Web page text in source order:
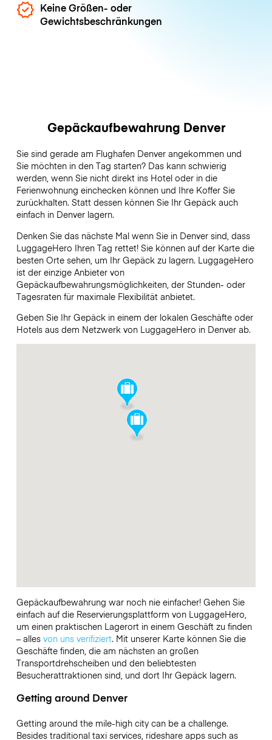
Keine Größen- oder
Gewichtsbeschränkungen
Gepäckaufbewahrung Denver
Sie sind gerade am Flughafen Denver angekommen und
Sie möchten in den Tag starten? Das kann schwierig
werden, wenn Sie nicht direkt ins Hotel oder in die
Ferienwohnung einchecken können und Ihre Koffer Sie
zurückhalten. Statt dessen können Sie Ihr Gepäck auch
einfach in Denver lagern.
Denken Sie das nächste Mal wenn Sie in Denver sind, dass
LuggageHero Ihren Tag rettet! Sie können auf der Karte die
besten Orte sehen, um Ihr Gepäck zu lagern. LuggageHero
ist der einzige Anbieter von
Gepäckaufbewahrungsmöglichkeiten, der Stunden- oder
Tagesraten für maximale Flexibilität anbietet.
Geben Sie Ihr Gepäck in einem der lokalen Geschäfte oder
Hotels aus dem Netzwerk von LuggageHero in Denver ab.
Gepäckaufbewahrung war noch nie einfacher! Gehen Sie
einfach auf die Reservierungsplattform von LuggageHero,
um einen praktischen Lagerort in einem Geschäft zu finden
– alles von uns verifiziert. Mit unserer Karte können Sie die
Geschäfte finden, die am nächsten an großen
Transportdrehscheiben und den beliebtesten
Besucherattraktionen sind, und dort Ihr Gepäck lagern.
Getting around Denver
Getting around the mile-high city can be a challenge.
Besides traditional taxi services, rideshare apps such as